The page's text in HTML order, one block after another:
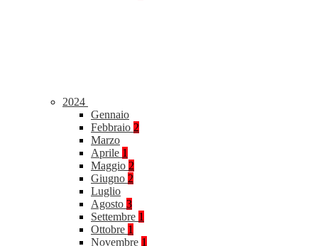
2024
Gennaio
Febbraio 2
Marzo
Aprile 1
Maggio 2
Giugno 2
Luglio
Agosto 3
Settembre 1
Ottobre 1
Novembre 1